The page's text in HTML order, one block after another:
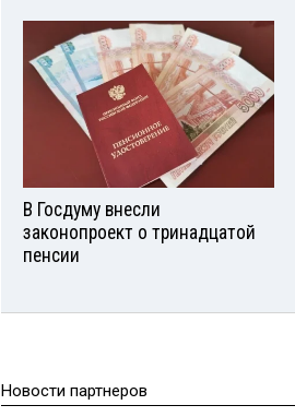
В Госдуму внесли
законопроект о тринадцатой
пенсии
Новости партнеров